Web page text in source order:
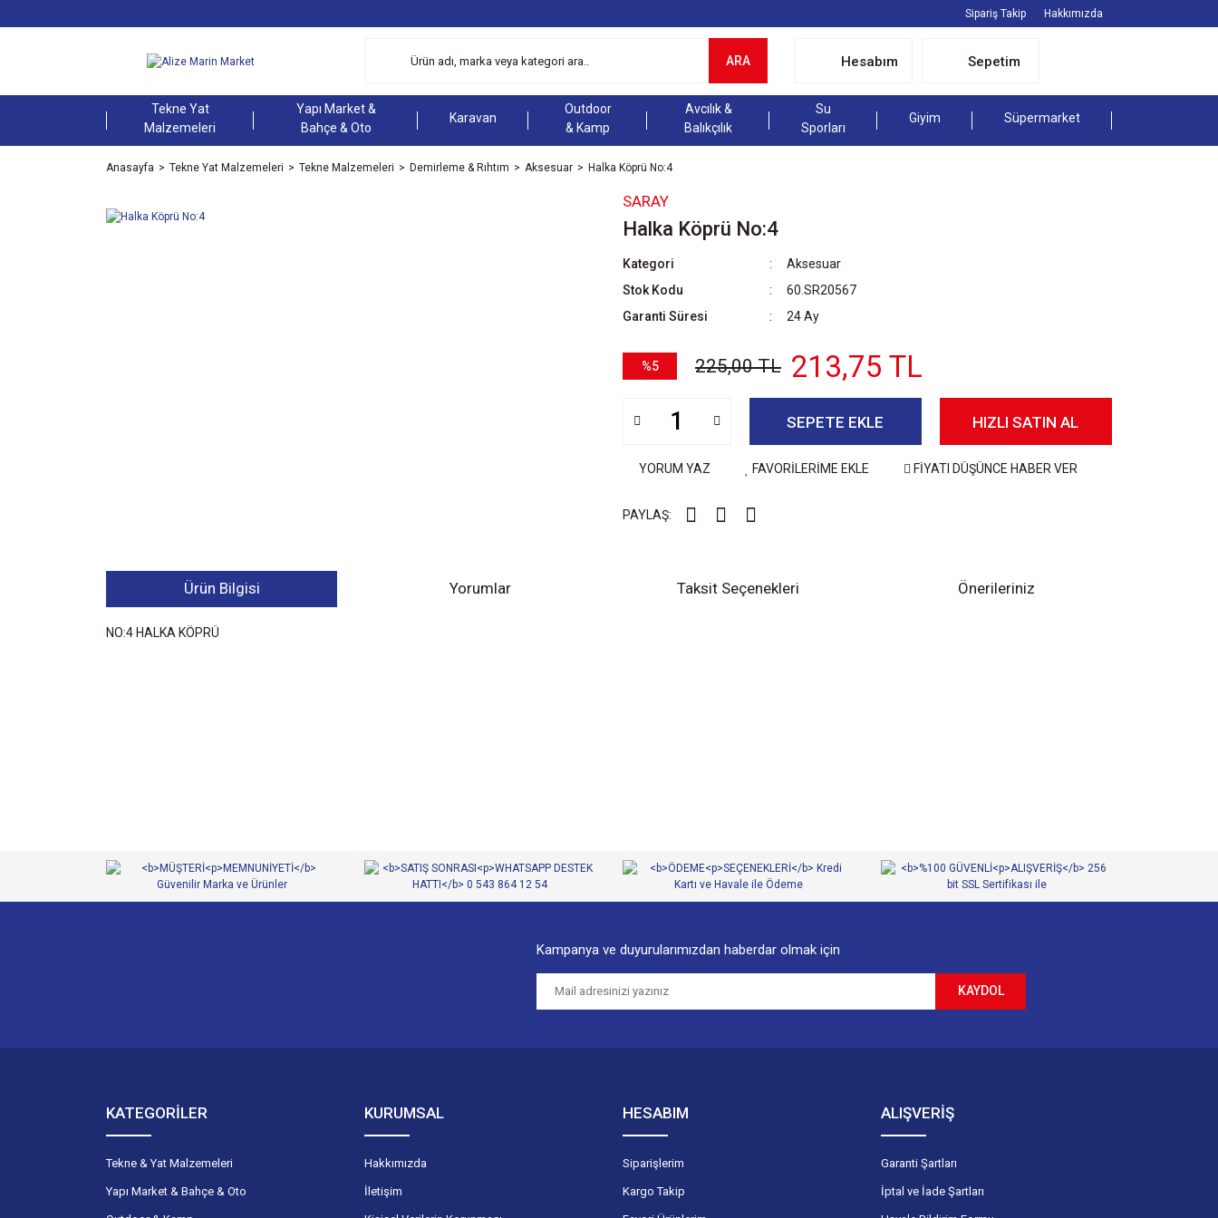
Sipariş Takip Hakkımızda
ARA Hesabım Sepetim
Tekne Yat
Malzemeleri
Yapı Market &
Bahçe & Oto
Karavan
Outdoor
& Kamp
Avcılık &
Balıkçılık
Su
Sporları
Giyim Süpermarket
Anasayfa Tekne Yat Malzemeleri Tekne Malzemeleri Demirleme & Rıhtım Aksesuar Halka Köprü No:4
SARAY
Halka Köprü No:4
Kategori
Aksesuar
Stok Kodu
60.SR20567
Garanti Süresi
24 Ay
%5 225,00 TL 213,75 TL
SEPETE EKLE HIZLI SATIN AL
YORUM YAZ FAVORİLERİME EKLE FİYATI DÜŞÜNCE HABER VER
PAYLAŞ:
Ürün Bilgisi Yorumlar Taksit Seçenekleri Önerileriniz
NO:4 HALKA KÖPRÜ
Ürün fiyatı diğer sitelerden daha pahalı.
Bu ürüne benzer farklı alternatifler olmalı.
Kampanya ve duyurularımızdan haberdar olmak için
KAYDOL
KATEGORİLER
Tekne & Yat Malzemeleri
Yapı Market & Bahçe & Oto
KURUMSAL
Hakkımızda
İletişim
HESABIM
Siparişlerim
Kargo Takip
ALIŞVERİŞ
Garanti Şartları
İptal ve İade Şartları